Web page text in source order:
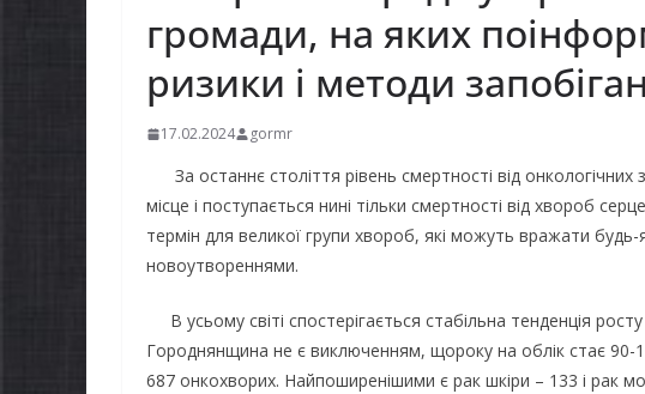
громади, на яких
ризики і методи
17.02.2024 gormr
За останнє століття рівень смертності від
місце і поступається нині тільки смертності від хвороб
термін для великої групи хвороб, які можуть вражати будь-
новоутвореннями.
В усьому світі спостерігається стабільна тенденція
Городнянщина не є виключенням, щороку на облік стає 90-
687 онкохворих. Найпоширенішими є рак шкіри – 133 і рак